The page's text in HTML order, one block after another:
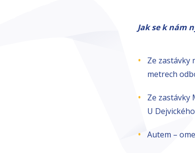
Jak se k nám
Ze zastávky
metrech
Ze zastávky
U
Autem –